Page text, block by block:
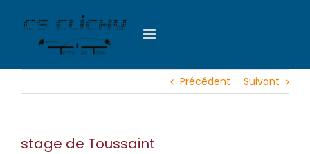
Précédent Suivant
stage de Toussaint